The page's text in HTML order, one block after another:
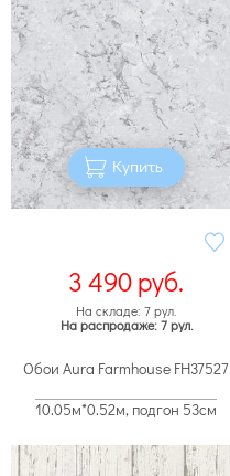
Купить
3 490руб.
На складе: 7 рул.
На распродаже: 7 рул.
Обои Aura Farmhouse FH37527
10.05м*0.52м, подгон 53см